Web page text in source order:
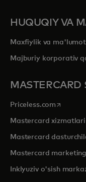
HUQUQIY VA
Maxfiylik va
Majburiy korporativ
MASTERCARD
Priceless.com opens in
Mastercard xizmatlari
Mastercard
Mastercard
Inklyuziv o'sish